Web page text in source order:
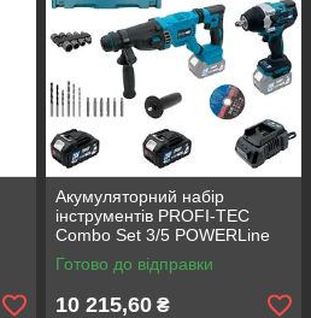
Акумуляторний набір
інструментів PROFI-TEC
Combo Set 3/5 POWERLine
(PBH201BL, DTW800BL,
DGA20BL) (2×PT2040MP (4.0
Готово до відправки
10 215,60 ₴